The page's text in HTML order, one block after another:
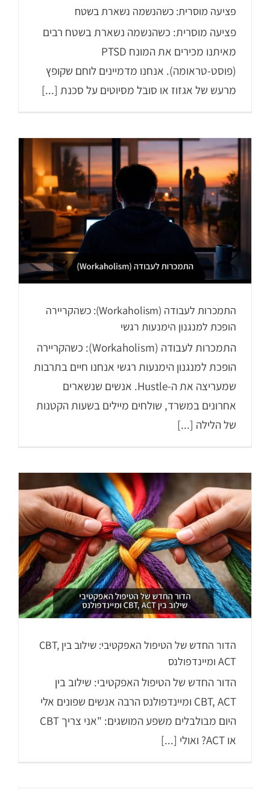
פציעה מוסרית: כשהנשמה נשארת בשטח
פציעה מוסרית: כשהנשמה נשארת בשטח רבים
מאיתנו מכירים את המונח PTSD
(פוסט-טראומה). אנחנו מדמיינים לוחם שקופץ
מרעש של אגזוז או סובל מסיוטים על סכנת [...]
התמכרות לעבודה (Workaholism): כשהקריירה
הופכת למנגנון הימנעות רגשי
התמכרות לעבודה (Workaholism): כשהקריירה
הופכת למנגנון הימנעות רגשי אנחנו חיים בתרבות
שמעריצה את ה-Hustle. אנשים שנשארים
אחרונים במשרד, שולחים מיילים בשעות הקטנות
של הלילה [...]
הדור החדש של הטיפול האפקטיבי: שילוב בין CBT,
ACT ומיינדפולנס
הדור החדש של הטיפול האפקטיבי: שילוב בין
CBT, ACT ומיינדפולנס הרבה אנשים שפונים אלי
היום מבולבלים משפע המושגים: "אני צריך CBT
או ACT? ואולי [...]